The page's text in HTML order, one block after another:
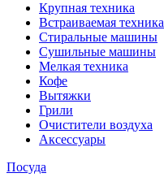
Крупная техника
Встраиваемая техника
Стиральные машины
Сушильные машины
Мелкая техника
Кофе
Вытяжки
Грили
Очистители воздуха
Аксессуары
Посуда